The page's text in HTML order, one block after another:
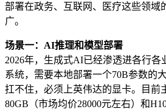
部署在政务、互联网、医疗这些领域
广。
场景一：AI推理和模型部署
2026年，生成式AI已经渗透进各行各
系统，需要本地部署一个70B参数的
扛不住，必须上英伟达的显卡。目前
80GB（市场均价28000元左右）和